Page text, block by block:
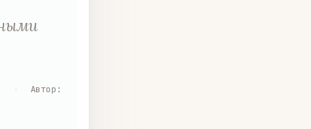
Автор :